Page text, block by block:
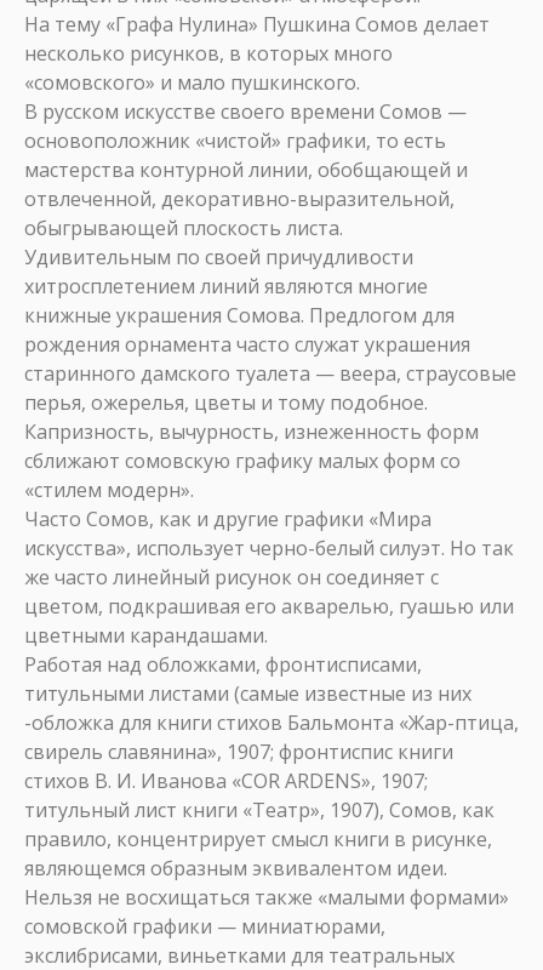
На тему «Графа Нулина» Пушкина Сомов делает
несколько рисунков, в которых много
«сомовского» и мало пушкинского.
В русском искусстве своего времени Сомов —
основоположник «чистой» графики, то есть
мастерства контурной линии, обобщающей и
отвлеченной, декоративно-выразительной,
обыгрывающей плоскость листа.
Удивительным по своей причудливости
хитросплетением линий являются многие
книжные украшения Сомова. Предлогом для
рождения орнамента часто служат украшения
старинного дамского туалета — веера, страусовые
перья, ожерелья, цветы и тому подобное.
Капризность, вычурность, изнеженность форм
сближают сомовскую графику малых форм со
«стилем модерн».
Часто Сомов, как и другие графики «Мира
искусства», использует черно-белый силуэт. Но так
же часто линейный рисунок он соединяет с
цветом, подкрашивая его акварелью, гуашью или
цветными карандашами.
Работая над обложками, фронтисписами,
титульными листами (самые известные из них
-обложка для книги стихов Бальмонта «Жар-птица,
свирель славянина», 1907; фронтиспис книги
стихов В. И. Иванова «COR ARDENS», 1907;
титульный лист книги «Театр», 1907), Сомов, как
правило, концентрирует смысл книги в рисунке,
являющемся образным эквивалентом идеи.
Нельзя не восхищаться также «малыми формами»
сомовской графики — миниатюрами,
экслибрисами, виньетками для театральных